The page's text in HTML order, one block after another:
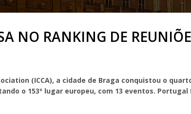
NO RANKING DE
(ICCA), a cidade de Braga conquistou o
o 153º lugar europeu, com 13 eventos. Portugal